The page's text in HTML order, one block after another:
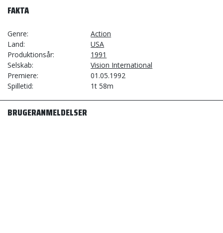
FAKTA
Genre
Action
Land
USA
Produktionsår
1991
Selskab
Vision International
Premiere
01.05.1992
Spilletid
1t 58m
BRUGERANMELDELSER